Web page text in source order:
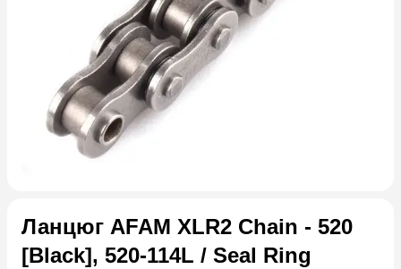
Ланцюг AFAM XLR2 Chain - 520
[Black], 520-114L / Seal Ring